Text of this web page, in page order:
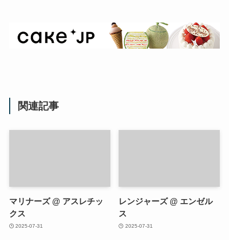
関連記事
マリナーズ @ アスレチッ
クス
2025-07-31
レンジャーズ @ エンゼル
ス
2025-07-31